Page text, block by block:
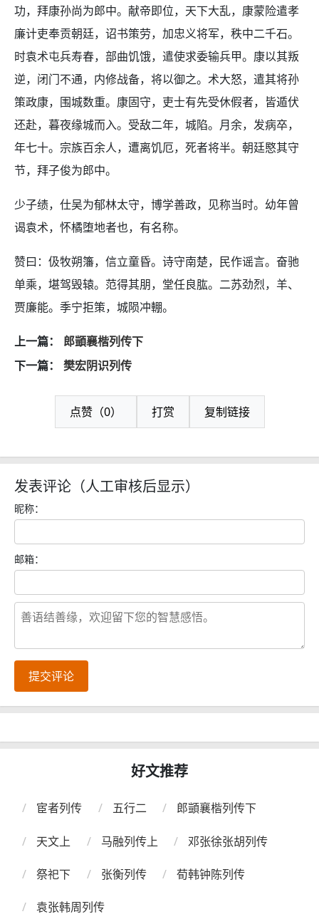
功，拜康孙尚为郎中。献帝即位，天下大乱，康蒙险遣孝
廉计吏奉贡朝廷，诏书策劳，加忠义将军，秩中二千石。
时袁术屯兵寿春，部曲饥饿，遣使求委输兵甲。康以其叛
逆，闭门不通，内修战备，将以御之。术大怒，遣其将孙
策政康，围城数重。康固守，吏士有先受休假者，皆遁伏
还赴，暮夜缘城而入。受敌二年，城陷。月余，发病卒，
年七十。宗族百余人，遭离饥厄，死者将半。朝廷愍其守
节，拜子俊为郎中。
少子绩，仕吴为郁林太守，博学善政，见称当时。幼年曾
谒袁术，怀橘堕地者也，有名称。
赞曰：伋牧朔籓，信立童昏。诗守南楚，民作谣言。奋驰
单乘，堪驾毁辕。范得其朋，堂任良肱。二苏劲烈，羊、
贾廉能。季宁拒策，城陨冲輣。
上一篇：
郎顗襄楷列传下
下一篇：
樊宏阴识列传
点赞（0） 打赏 复制链接
发表评论（人工审核后显示）
昵称：
邮箱：
提交评论
好文推荐
宦者列传 五行二 郎顗襄楷列传下
天文上 马融列传上 邓张徐张胡列传
祭祀下 张衡列传 荀韩钟陈列传
袁张韩周列传